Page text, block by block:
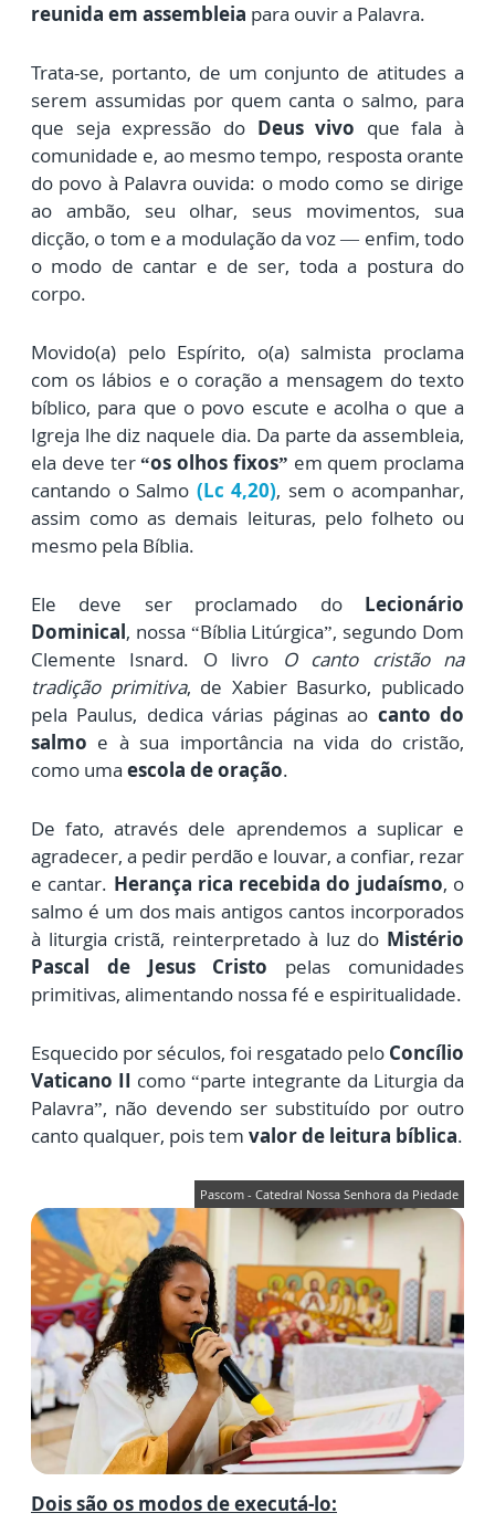
reunida em assembleia para ouvir a Palavra.
Trata-se, portanto, de um conjunto de atitudes a
serem assumidas por quem canta o salmo, para
que seja expressão do Deus vivo que fala à
comunidade e, ao mesmo tempo, resposta orante
do povo à Palavra ouvida: o modo como se dirige
ao ambão, seu olhar, seus movimentos, sua
dicção, o tom e a modulação da voz — enfim, todo
o modo de cantar e de ser, toda a postura do
corpo.
Movido(a) pelo Espírito, o(a) salmista proclama
com os lábios e o coração a mensagem do texto
bíblico, para que o povo escute e acolha o que a
Igreja lhe diz naquele dia. Da parte da assembleia,
ela deve ter“os olhos fixos” em quem proclama
cantando o Salmo (Lc 4,20), sem o acompanhar,
assim como as demais leituras, pelo folheto ou
mesmo pela Bíblia.
Ele deve ser proclamado do Lecionário
Dominical, nossa “Bíblia Litúrgica”, segundo Dom
Clemente Isnard. O livro O canto cristão na
tradição primitiva, de Xabier Basurko, publicado
pela Paulus, dedica várias páginas ao canto do
salmo e à sua importância na vida do cristão,
como uma escola de oração.
De fato, através dele aprendemos a suplicar e
agradecer, a pedir perdão e louvar, a confiar, rezar
e cantar. Herança rica recebida do judaísmo, o
salmo é um dos mais antigos cantos incorporados
à liturgia cristã, reinterpretado à luz do Mistério
Pascal de Jesus Cristo pelas comunidades
primitivas, alimentando nossa fé e espiritualidade.
Esquecido por séculos, foi resgatado pelo Concílio
Vaticano II como “parte integrante da Liturgia da
Palavra”, não devendo ser substituído por outro
canto qualquer, pois tem valor de leitura bíblica.
Pascom - Catedral Nossa Senhora da Piedade
Dois são os modos de executá-lo: